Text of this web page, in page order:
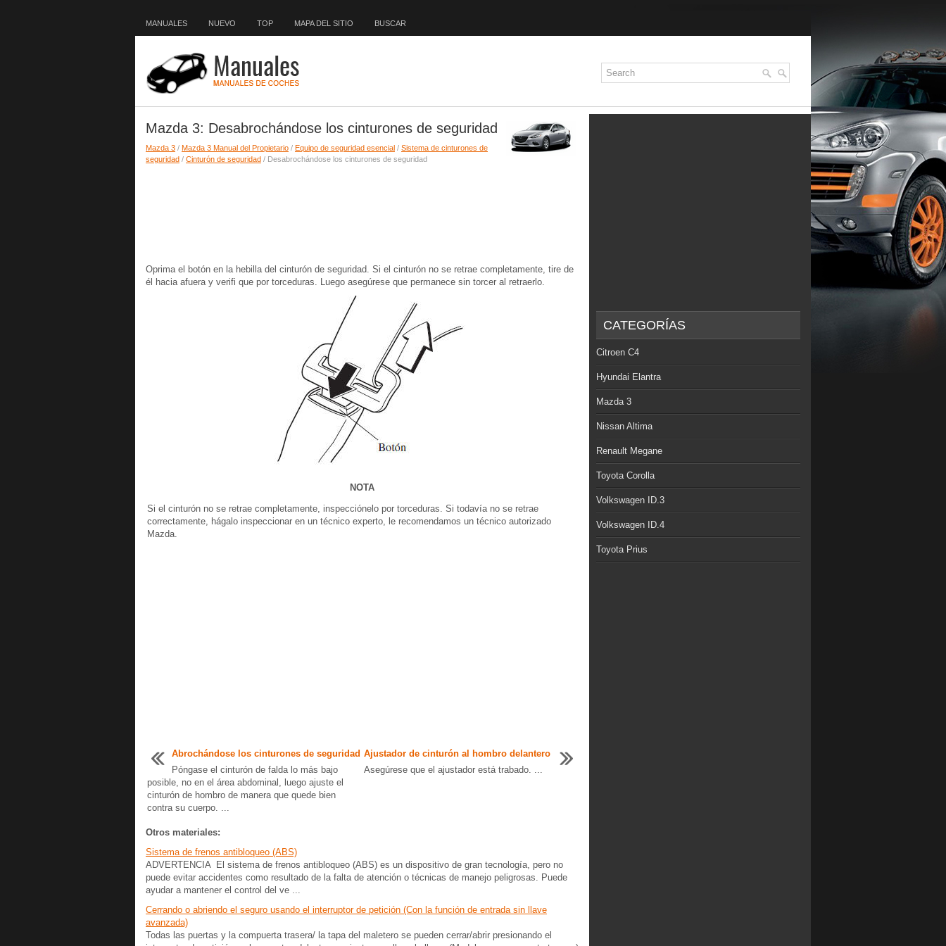
MANUALES NUEVO TOP MAPA DEL SITIO BUSCAR
Mazda 3: Desabrochándose los cinturones de seguridad
Mazda 3 / Mazda 3 Manual del Propietario / Equipo de seguridad esencial / Sistema de cinturones de
seguridad / Cinturón de seguridad / Desabrochándose los cinturones de seguridad
Oprima el botón en la hebilla del cinturón de seguridad. Si el cinturón no se retrae completamente, tire de
él hacia afuera y verifi que por torceduras. Luego asegúrese que permanece sin torcer al retraerlo.
NOTA
Si el cinturón no se retrae completamente, inspecciónelo por torceduras. Si todavía no se retrae
correctamente, hágalo inspeccionar en un técnico experto, le recomendamos un técnico autorizado
Mazda.
Abrochándose los cinturones de seguridad
Póngase el cinturón de falda lo más bajo
posible, no en el área abdominal, luego ajuste el
cinturón de hombro de manera que quede bien
contra su cuerpo. ...
Ajustador de cinturón al hombro delantero
Asegúrese que el ajustador está trabado. ...
Otros materiales:
Sistema de frenos antibloqueo (ABS)
ADVERTENCIA El sistema de frenos antibloqueo (ABS) es un dispositivo de gran tecnología, pero no
puede evitar accidentes como resultado de la falta de atención o técnicas de manejo peligrosas. Puede
ayudar a mantener el control del ve ...
Cerrando o abriendo el seguro usando el interruptor de petición (Con la función de entrada sin llave
avanzada)
Todas las puertas y la compuerta trasera/ la tapa del maletero se pueden cerrar/abrir presionando el
CATEGORÍAS
Citroen C4
Hyundai Elantra
Mazda 3
Nissan Altima
Renault Megane
Toyota Corolla
Volkswagen ID.3
Volkswagen ID.4
Toyota Prius